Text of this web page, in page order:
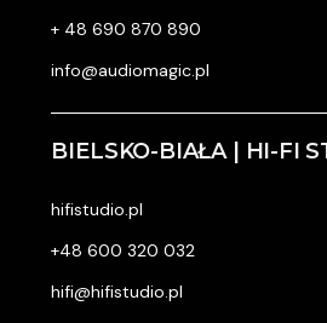
+ 48 690 870 890
info@audiomagic.pl
BIELSKO-BIAŁA | HI-FI
hifistudio.pl
+48 600 320 032
hifi@hifistudio.pl